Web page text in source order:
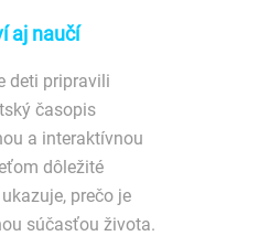
aj naučí
deti pripravili
časopis
a interaktívnou
dôležité
prečo je
súčasťou života.